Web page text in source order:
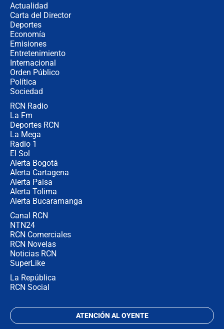
Actualidad
Carta del Director
Deportes
Economía
Emisiones
Entretenimiento
Internacional
Orden Público
Política
Sociedad
RCN Radio
La Fm
Deportes RCN
La Mega
Radio 1
El Sol
Alerta Bogotá
Alerta Cartagena
Alerta Paisa
Alerta Tolima
Alerta Bucaramanga
Canal RCN
NTN24
RCN Comerciales
RCN Novelas
Noticias RCN
SuperLike
La República
RCN Social
ATENCIÓN AL OYENTE